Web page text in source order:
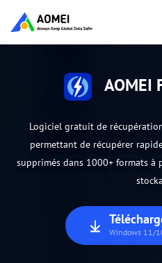
AOMEI
Logiciel gratuit de
permettant de récupérer
supprimés dans 1000+ formats
Windows 11/